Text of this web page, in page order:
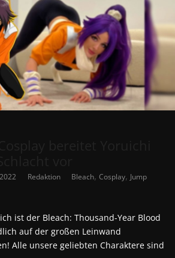
Redaktion Bleach,Cosplay, Jump
ist der Bleach: Thousand-Year Blood
auf der großen Leinwand
Alle unsere geliebten Charaktere sind